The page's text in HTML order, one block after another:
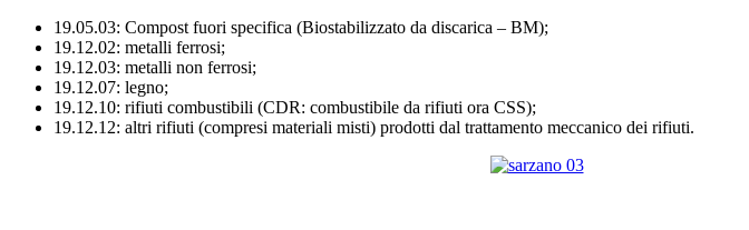
19.05.03: Compost fuori specifica (Biostabilizzato da discarica – BM);
19.12.02: metalli ferrosi;
19.12.03: metalli non ferrosi;
19.12.07: legno;
19.12.10: rifiuti combustibili (CDR: combustibile da rifiuti ora CSS);
19.12.12: altri rifiuti (compresi materiali misti) prodotti dal trattamento meccanico dei rifiuti.